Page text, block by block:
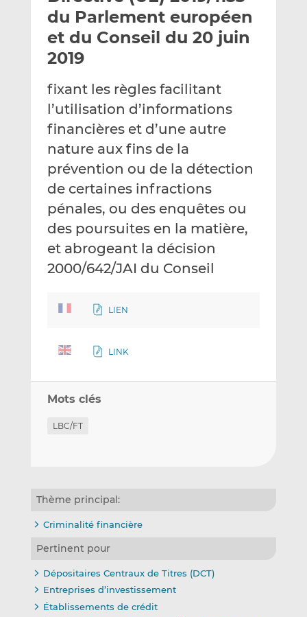
e
r
p
e
m
a
i
l
g
e
r
r
L
i
n
k
e
d
n
g
e
r
r
F
a
c
e
b
o
k
du Parlement européen
et du Conseil du 20 juin
2019
fixant les règles facilitant
l’utilisation d’informations
financières et d’une autre
nature aux fins de la
prévention ou de la détection
de certaines infractions
pénales, ou des enquêtes ou
des poursuites en la matière,
et abrogeant la décision
2000/642/JAI du Conseil
LIEN
LINK
Mots clés
LBC/FT
Thème principal:
Criminalité financière
Pertinent pour
Dépositaires Centraux de Titres (DCT)
Entreprises d’investissement
Établissements de crédit